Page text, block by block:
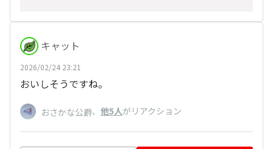
キャット
2026/02/24 23:21
おいしそうですね。
おさかな公爵、 他5人がリアクション